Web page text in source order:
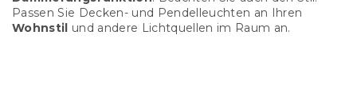
n
t
Passen Sie Decken- und Pendelleuchten an Ihren
Wohnstil und andere Lichtquellen im Raum an.